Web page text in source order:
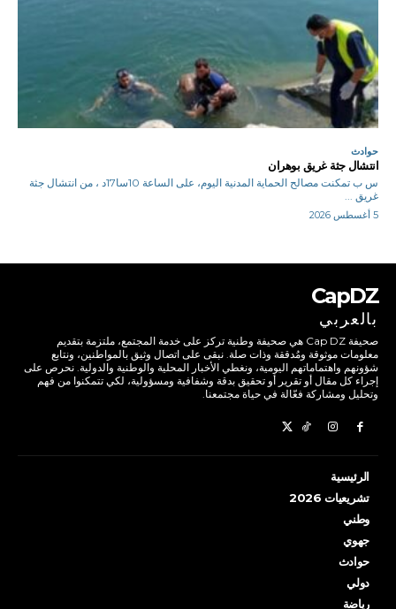
حوادث
انتشال جثة غريق بوهران
س ب تمكنت مصالح الحماية المدنية اليوم، على الساعة 10سا17د ، من انتشال جثة
غريق ...
5 أغسطس 2026
CapDZ
بالعربي
صحيفة Cap DZ هي صحيفة وطنية تركز على خدمة المجتمع، ملتزمة بتقديم
معلومات موثوقة ومُدققة وذات صلة. نبقى على اتصال وثيق بالمواطنين، ونتابع
شؤونهم واهتماماتهم اليومية، ونغطي الأخبار المحلية والوطنية والدولية. نحرص على
إجراء كل مقال أو تقرير أو تحقيق بدقة وشفافية ومسؤولية، لكي تتمكنوا من فهم
وتحليل ومشاركة فعّالة في حياة مجتمعنا.
الرئيسية
تشريعيات 2026
وطني
جهوي
حوادث
دولي
رياضة